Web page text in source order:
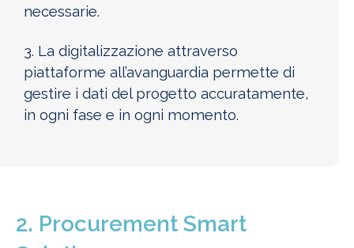
necessarie.
3. La digitalizzazione attraverso
piattaforme all’avanguardia permette di
gestire i dati del progetto accuratamente,
in ogni fase e in ogni momento.
2. Procurement Smart